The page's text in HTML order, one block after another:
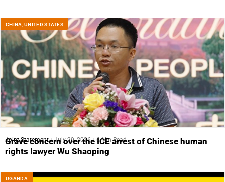
CHINA ,UNITED STATES
Joint Statement July 29, 2026 6 Min Read
Grave concern over the ICE arrest of Chinese human
rights lawyer Wu Shaoping
UGANDA